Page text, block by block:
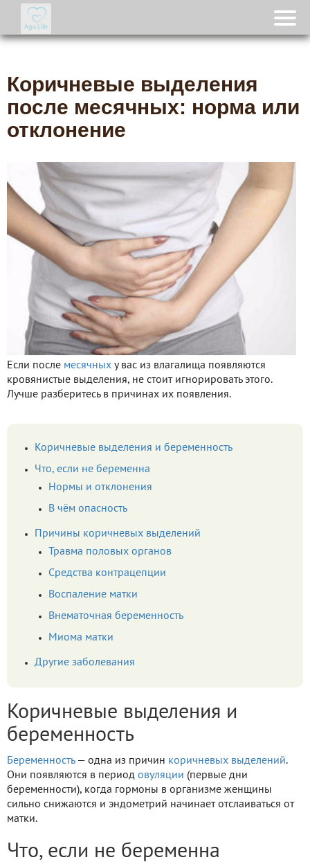
Коричневые выделения
после месячных: норма или
отклонение
Если после месячных у вас из влагалища появляются
кровянистые выделения, не стоит игнорировать этого.
Лучше разберитесь в причинах их появления.
Коричневые выделения и беременность
Что, если не беременна
Нормы и отклонения
В чём опасность
Причины коричневых выделений
Травма половых органов
Средства контрацепции
Воспаление матки
Внематочная беременность
Миома матки
Другие заболевания
Коричневые выделения и
беременность
Беременность— одна из причин коричневых выделений.
Они появляются в период овуляции (первые дни
беременности), когда гормоны в организме женщины
сильно снижаются и эндометрий начинает отслаиваться от
матки.
Что, если не беременна